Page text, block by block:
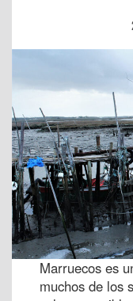
Marruecos es
muchos de los